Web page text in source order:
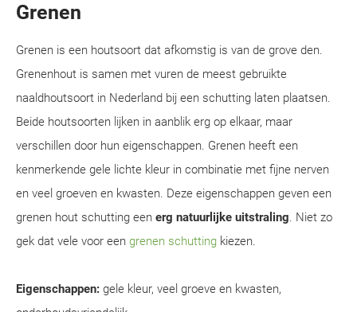
Grenen
Grenen is een houtsoort dat afkomstig is van de grove den.
Grenenhout is samen met vuren de meest gebruikte
naaldhoutsoort in Nederland bij een schutting laten plaatsen.
Beide houtsoorten lijken in aanblik erg op elkaar, maar
verschillen door hun eigenschappen. Grenen heeft een
kenmerkende gele lichte kleur in combinatie met fijne nerven
en veel groeven en kwasten. Deze eigenschappen geven een
grenen hout schutting een erg natuurlijke uitstraling. Niet zo
gek dat vele voor een grenen schutting kiezen.
Eigenschappen: gele kleur, veel groeve en kwasten,